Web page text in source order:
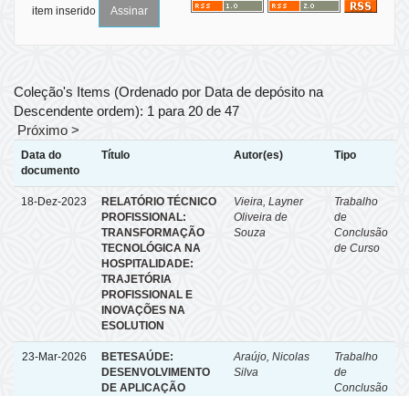
item inserido
Coleção's Items (Ordenado por Data de depósito na
Descendente ordem): 1 para 20 de 47
Próximo >
Data do
documento
Título Autor(es) Tipo
18-Dez-2023
RELATÓRIO TÉCNICO
PROFISSIONAL:
TRANSFORMAÇÃO
TECNOLÓGICA NA
HOSPITALIDADE:
TRAJETÓRIA
PROFISSIONAL E
INOVAÇÕES NA
ESOLUTION
Vieira, Layner
Oliveira de
Souza
Trabalho
de
Conclusão
de Curso
23-Mar-2026
BETESAÚDE:
DESENVOLVIMENTO
DE APLICAÇÃO
Araújo, Nicolas
Silva
Trabalho
de
Conclusão